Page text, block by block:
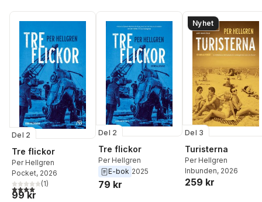
Del 2
Tre flickor
Per Hellgren
Pocket, 2026
4,0utav 5 stjärnor. Totalt antal röster:
(1)
99 kr
Del 2
Tre flickor
Per Hellgren
E-bok 2025
79 kr
Nyhet
Del 3
Turisterna
Per Hellgren
Inbunden, 2026
259 kr